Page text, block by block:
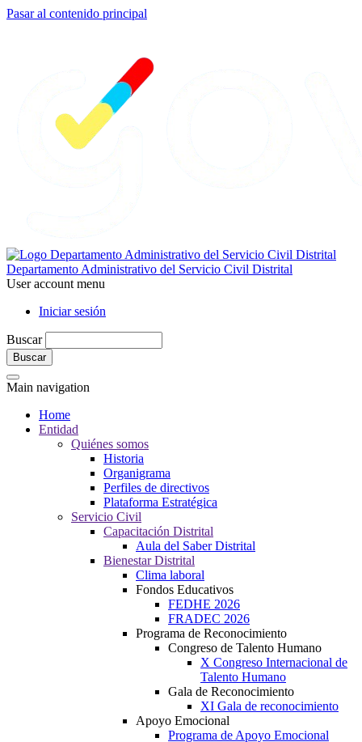
Pasar al contenido principal
Departamento Administrativo del Servicio Civil Distrital
User account menu
Iniciar sesión
Buscar
Main navigation
Home
Entidad
Quiénes somos
Historia
Organigrama
Perfiles de directivos
Plataforma Estratégica
Servicio Civil
Capacitación Distrital
Aula del Saber Distrital
Bienestar Distrital
Clima laboral
Fondos Educativos
FEDHE 2026
FRADEC 2026
Programa de Reconocimiento
Congreso de Talento Humano
X Congreso Internacional de
Talento Humano
Gala de Reconocimiento
XI Gala de reconocimiento
Apoyo Emocional
Programa de Apoyo Emocional